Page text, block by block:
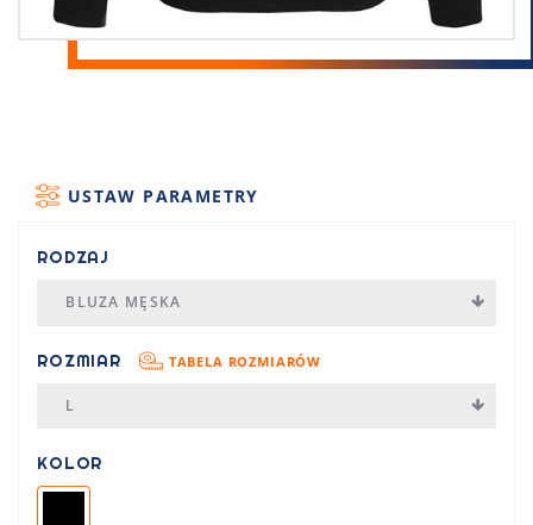
USTAW PARAMETRY
RODZAJ
BLUZA MĘSKA
ROZMIAR TABELA ROZMIARÓW
L
KOLOR